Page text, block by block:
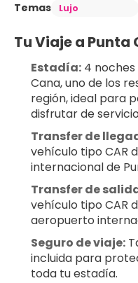
Temas
Lujo
Tu Viaje a
Estadía: 4
Cana, uno de los
región, ideal para
disfrutar de
Transfer de
vehículo tipo CAR
internacional de
Transfer de
vehículo tipo CAR
aeropuerto
Seguro de viaje:
incluida para
toda tu estadía.